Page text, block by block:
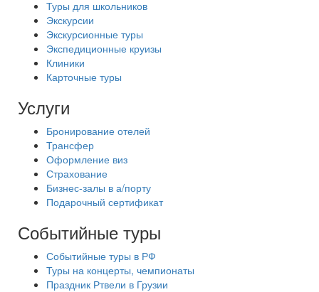
Туры для школьников
Экскурсии
Экскурсионные туры
Экспедиционные круизы
Клиники
Карточные туры
Услуги
Бронирование отелей
Трансфер
Оформление виз
Страхование
Бизнес-залы в а/порту
Подарочный сертификат
Событийные туры
Событийные туры в РФ
Туры на концерты, чемпионаты
Праздник Ртвели в Грузии